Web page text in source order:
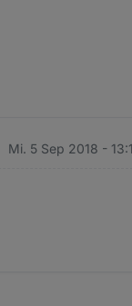
Mi. 5 Sep 2018 -